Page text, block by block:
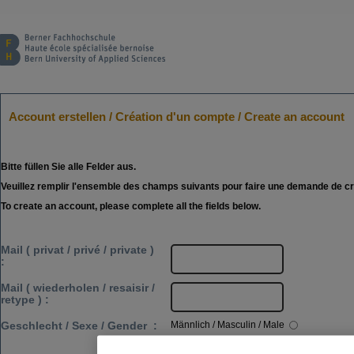
Account erstellen / Création d'un compte / Create an account
Bitte füllen Sie alle Felder aus.
Veuillez remplir l'ensemble des champs suivants pour faire une demande de
To create an account, please complete all the fields below.
Mail ( privat / privé / private )
:
Mail ( wiederholen / resaisir /
retype ) :
Geschlecht / Sexe / Gender : Männlich / Masculin / Male